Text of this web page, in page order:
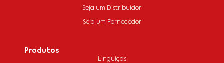
Seja um Distribuidor
Seja um Fornecedor
Produtos
Linguiças